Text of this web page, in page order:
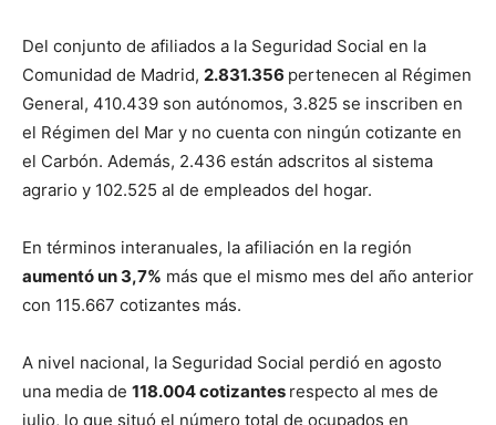
Del conjunto de afiliados a la Seguridad Social en la
Comunidad de Madrid, 2.831.356 pertenecen al Régimen
General, 410.439 son autónomos, 3.825 se inscriben en
el Régimen del Mar y no cuenta con ningún cotizante en
el Carbón. Además, 2.436 están adscritos al sistema
agrario y 102.525 al de empleados del hogar.
En términos interanuales, la afiliación en la región
aumentó un 3,7% más que el mismo mes del año anterior
con 115.667 cotizantes más.
A nivel nacional, la Seguridad Social perdió en agosto
una media de 118.004 cotizantes respecto al mes de
julio, lo que situó el número total de ocupados en